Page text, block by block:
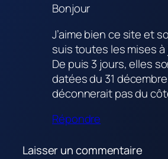
Bonjour
J’aime bien ce site et
suis toutes les mises à
De puis 3 jours, elles
datées du 31 décembre
déconnerait pas du
Répondre
Laisser un commentaire